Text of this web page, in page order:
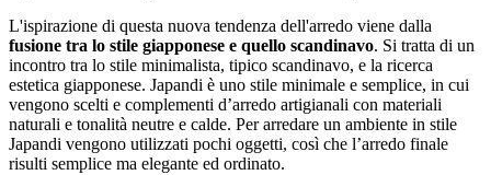
L'ispirazione di questa nuova tendenza dell'arredo viene dalla
fusione tra lo stile giapponese e quello scandinavo. Si tratta di un
incontro tra lo stile minimalista, tipico scandinavo, e la ricerca
estetica giapponese. Japandi è uno stile minimale e semplice, in cui
vengono scelti e complementi d’arredo artigianali con materiali
naturali e tonalità neutre e calde. Per arredare un ambiente in stile
Japandi vengono utilizzati pochi oggetti, così che l’arredo finale
risulti semplice ma elegante ed ordinato.